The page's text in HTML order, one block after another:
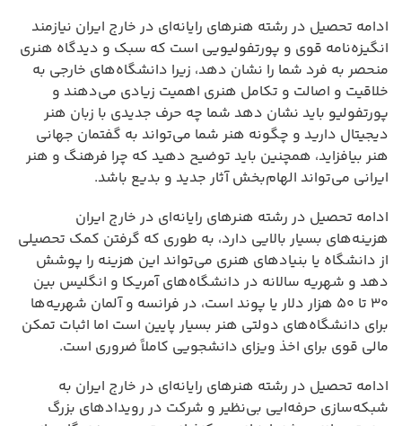
ادامه تحصیل در رشته هنرهای رایانه‌ای در خارج ایران نیازمند
انگیزه‌نامه قوی و پورتفولیویی است که سبک و دیدگاه هنری
منحصر به فرد شما را نشان دهد، زیرا دانشگاه‌های خارجی به
خلاقیت و اصالت و تکامل هنری اهمیت زیادی می‌دهند و
پورتفولیو باید نشان دهد شما چه حرف جدیدی با زبان هنر
دیجیتال دارید و چگونه هنر شما می‌تواند به گفتمان جهانی
هنر بیافزاید، همچنین باید توضیح دهید که چرا فرهنگ و هنر
ایرانی می‌تواند الهام‌بخش آثار جدید و بدیع باشد.
ادامه تحصیل در رشته هنرهای رایانه‌ای در خارج ایران
هزینه‌های بسیار بالایی دارد، به طوری که گرفتن کمک تحصیلی
از دانشگاه یا بنیادهای هنری می‌تواند این هزینه را پوشش
دهد و شهریه سالانه در دانشگاه‌های آمریکا و انگلیس بین
۳۰ تا ۵۰ هزار دلار یا پوند است، در فرانسه و آلمان شهریه‌ها
برای دانشگاه‌های دولتی هنر بسیار پایین است اما اثبات تمکن
مالی قوی برای اخذ ویزای دانشجویی کاملاً ضروری است.
ادامه تحصیل در رشته هنرهای رایانه‌ای در خارج ایران به
شبکه‌سازی حرفه‌ایی بی‌نظیر و شرکت در رویدادهای بزرگ